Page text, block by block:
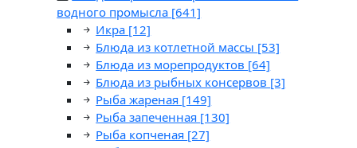
водного промысла [641]
Икра [12]
Блюда из котлетной массы [53]
Блюда из морепродуктов [64]
Блюда из рыбных консервов [3]
Рыба жареная [149]
Рыба запеченная [130]
Рыба копченая [27]